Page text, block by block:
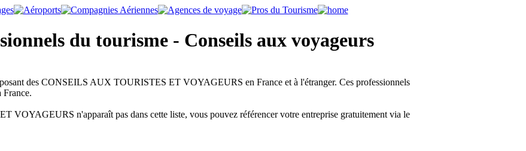
du tourisme - Conseils aux voyageurs
des CONSEILS AUX TOURISTES ET VOYAGEURS en France et à l'étranger. Ces professionnels
France.
n'apparaît pas dans cette liste, vous pouvez référencer votre entreprise gratuitement via le